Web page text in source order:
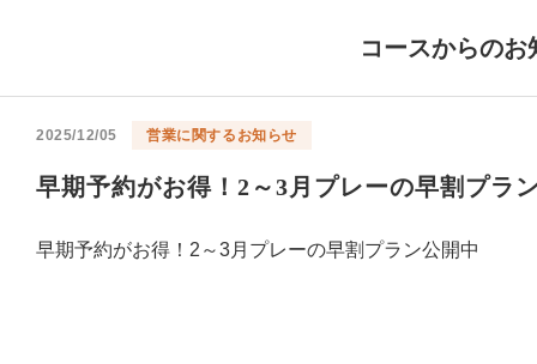
コースからのお
2025/12/05 営業に関するお知らせ
早期予約がお得！2～3月プレーの早割プラ
早期予約がお得！2～3月プレーの早割プラン公開中